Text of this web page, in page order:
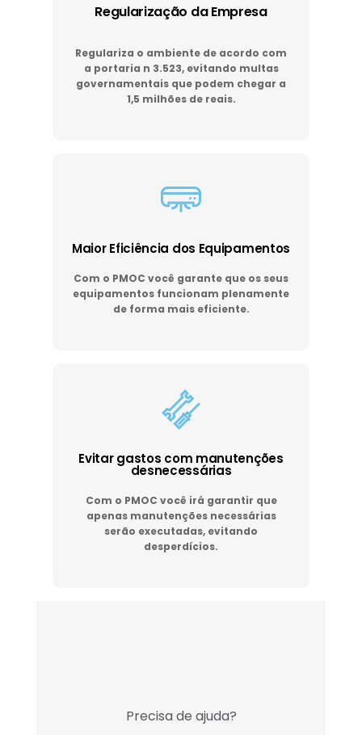
Regularização da Empresa
Regulariza o ambiente de acordo com
a portaria n 3.523, evitando multas
governamentais que podem chegar a
1,5 milhões de reais.
Maior Eficiência dos Equipamentos
Com o PMOC você garante que os seus
equipamentos funcionam plenamente
de forma mais eficiente.
Evitar gastos com manutenções
desnecessárias
Com o PMOC você irá garantir que
apenas manutenções necessárias
serão executadas, evitando
desperdícios.
Precisa de ajuda?